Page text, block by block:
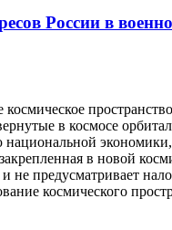
России в
в космосе
национальной
в новой
предусматривает
космического